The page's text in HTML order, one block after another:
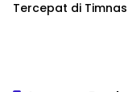
Tercepat di Timnas